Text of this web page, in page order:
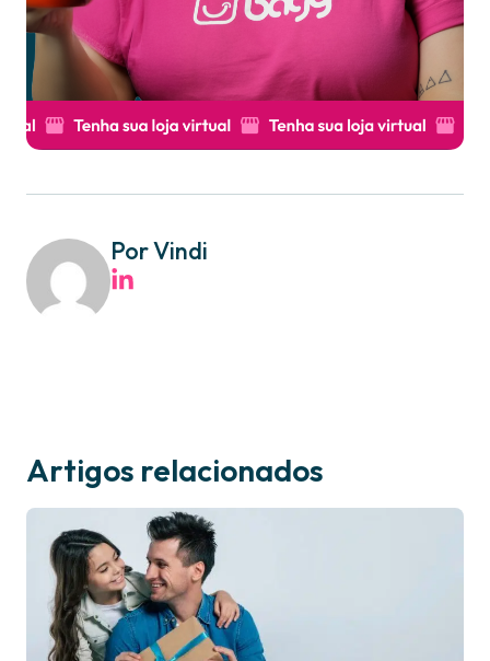
Por Vindi
Artigos relacionados